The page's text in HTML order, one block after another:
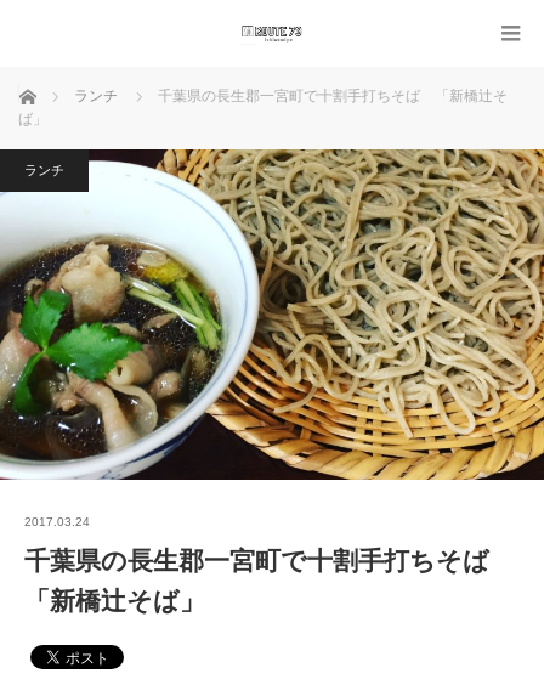
ホーム ランチ
千葉県の長生郡一宮町で十割手打ちそば 「新橋辻そ
ば」
ランチ
2017.03.24
千葉県の長生郡一宮町で十割手打ちそば
「新橋辻そば」